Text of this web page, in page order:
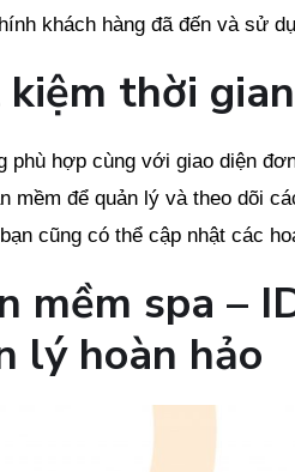
khách hàng đã đến và sử
thời
phù hợp cùng với giao diện
mềm để quản lý và theo dõi
cũng có thể cập nhật các
mềm spa –
lý hoàn hảo